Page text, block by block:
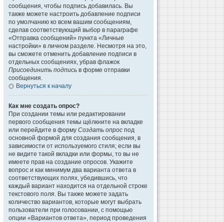
сообщения, чтобы подпись добавилась. Вы
также можете настроить добавление подписи
по умолчанию ко всем вашим сообщениям,
сделав соответствующий выбор в параграфе
«Отправка сообщений» пункта «Личные
настройки» в личном разделе. Несмотря на это,
вы сможете отменить добавление подписи в
отдельных сообщениях, убрав флажок
Присоединить подпись в форме отправки
сообщения.
Вернуться к началу
Как мне создать опрос?
При создании темы или редактировании
первого сообщения темы щёлкните на вкладке
или перейдите в форму Создать опрос под
основной формой для создания сообщения, в
зависимости от используемого стиля; если вы
не видите такой вкладки или формы, то вы не
имеете прав на создание опросов. Укажите
вопрос и как минимум два варианта ответа в
соответствующих полях, убедившись, что
каждый вариант находится на отдельной строке
текстового поля. Вы также можете задать
количество вариантов, которые могут выбрать
пользователи при голосовании, с помощью
опции «Вариантов ответа», период проведения